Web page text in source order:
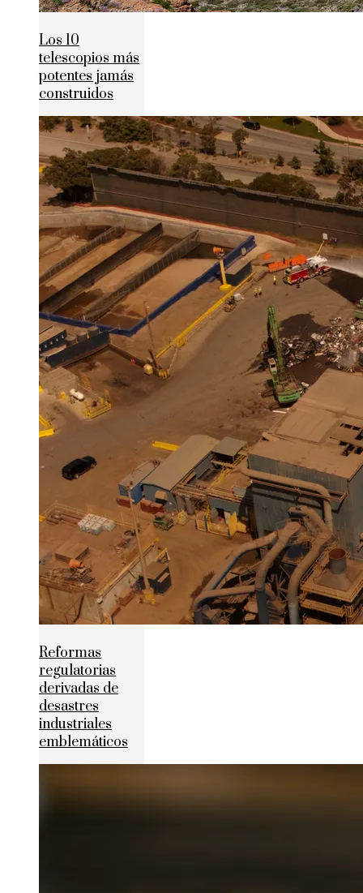
Los 10
telescopios más
potentes jamás
construidos
Reformas
regulatorias
derivadas de
desastres
industriales
emblemáticos